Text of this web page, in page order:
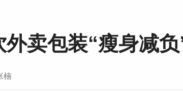
卖包装“瘦身减
楠